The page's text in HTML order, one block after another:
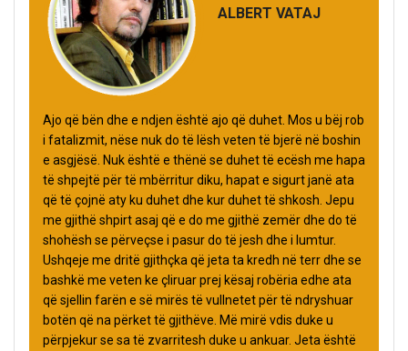
ALBERT VATAJ
Ajo që bën dhe e ndjen është ajo që duhet. Mos u bëj rob
i fatalizmit, nëse nuk do të lësh veten të bjerë në boshin
e asgjësë. Nuk është e thënë se duhet të ecësh me hapa
të shpejtë për të mbërritur diku, hapat e sigurt janë ata
që të çojnë aty ku duhet dhe kur duhet të shkosh. Jepu
me gjithë shpirt asaj që e do me gjithë zemër dhe do të
shohësh se përveçse i pasur do të jesh dhe i lumtur.
Ushqeje me dritë gjithçka që jeta ta kredh në terr dhe se
bashkë me veten ke çliruar prej kësaj robëria edhe ata
që sjellin farën e së mirës të vullnetet për të ndryshuar
botën që na përket të gjithëve. Më mirë vdis duke u
përpjekur se sa të zvarritesh duke u ankuar. Jeta është